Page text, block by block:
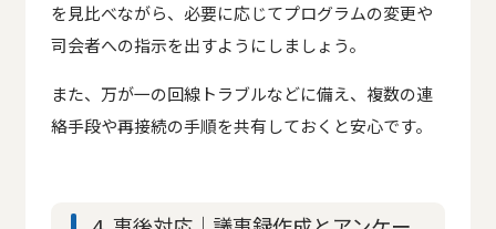
を見比べながら、必要に応じてプログラムの変更や
司会者への指示を出すようにしましょう。
また、万が一の回線トラブルなどに備え、複数の連
絡手段や再接続の手順を共有しておくと安心です。